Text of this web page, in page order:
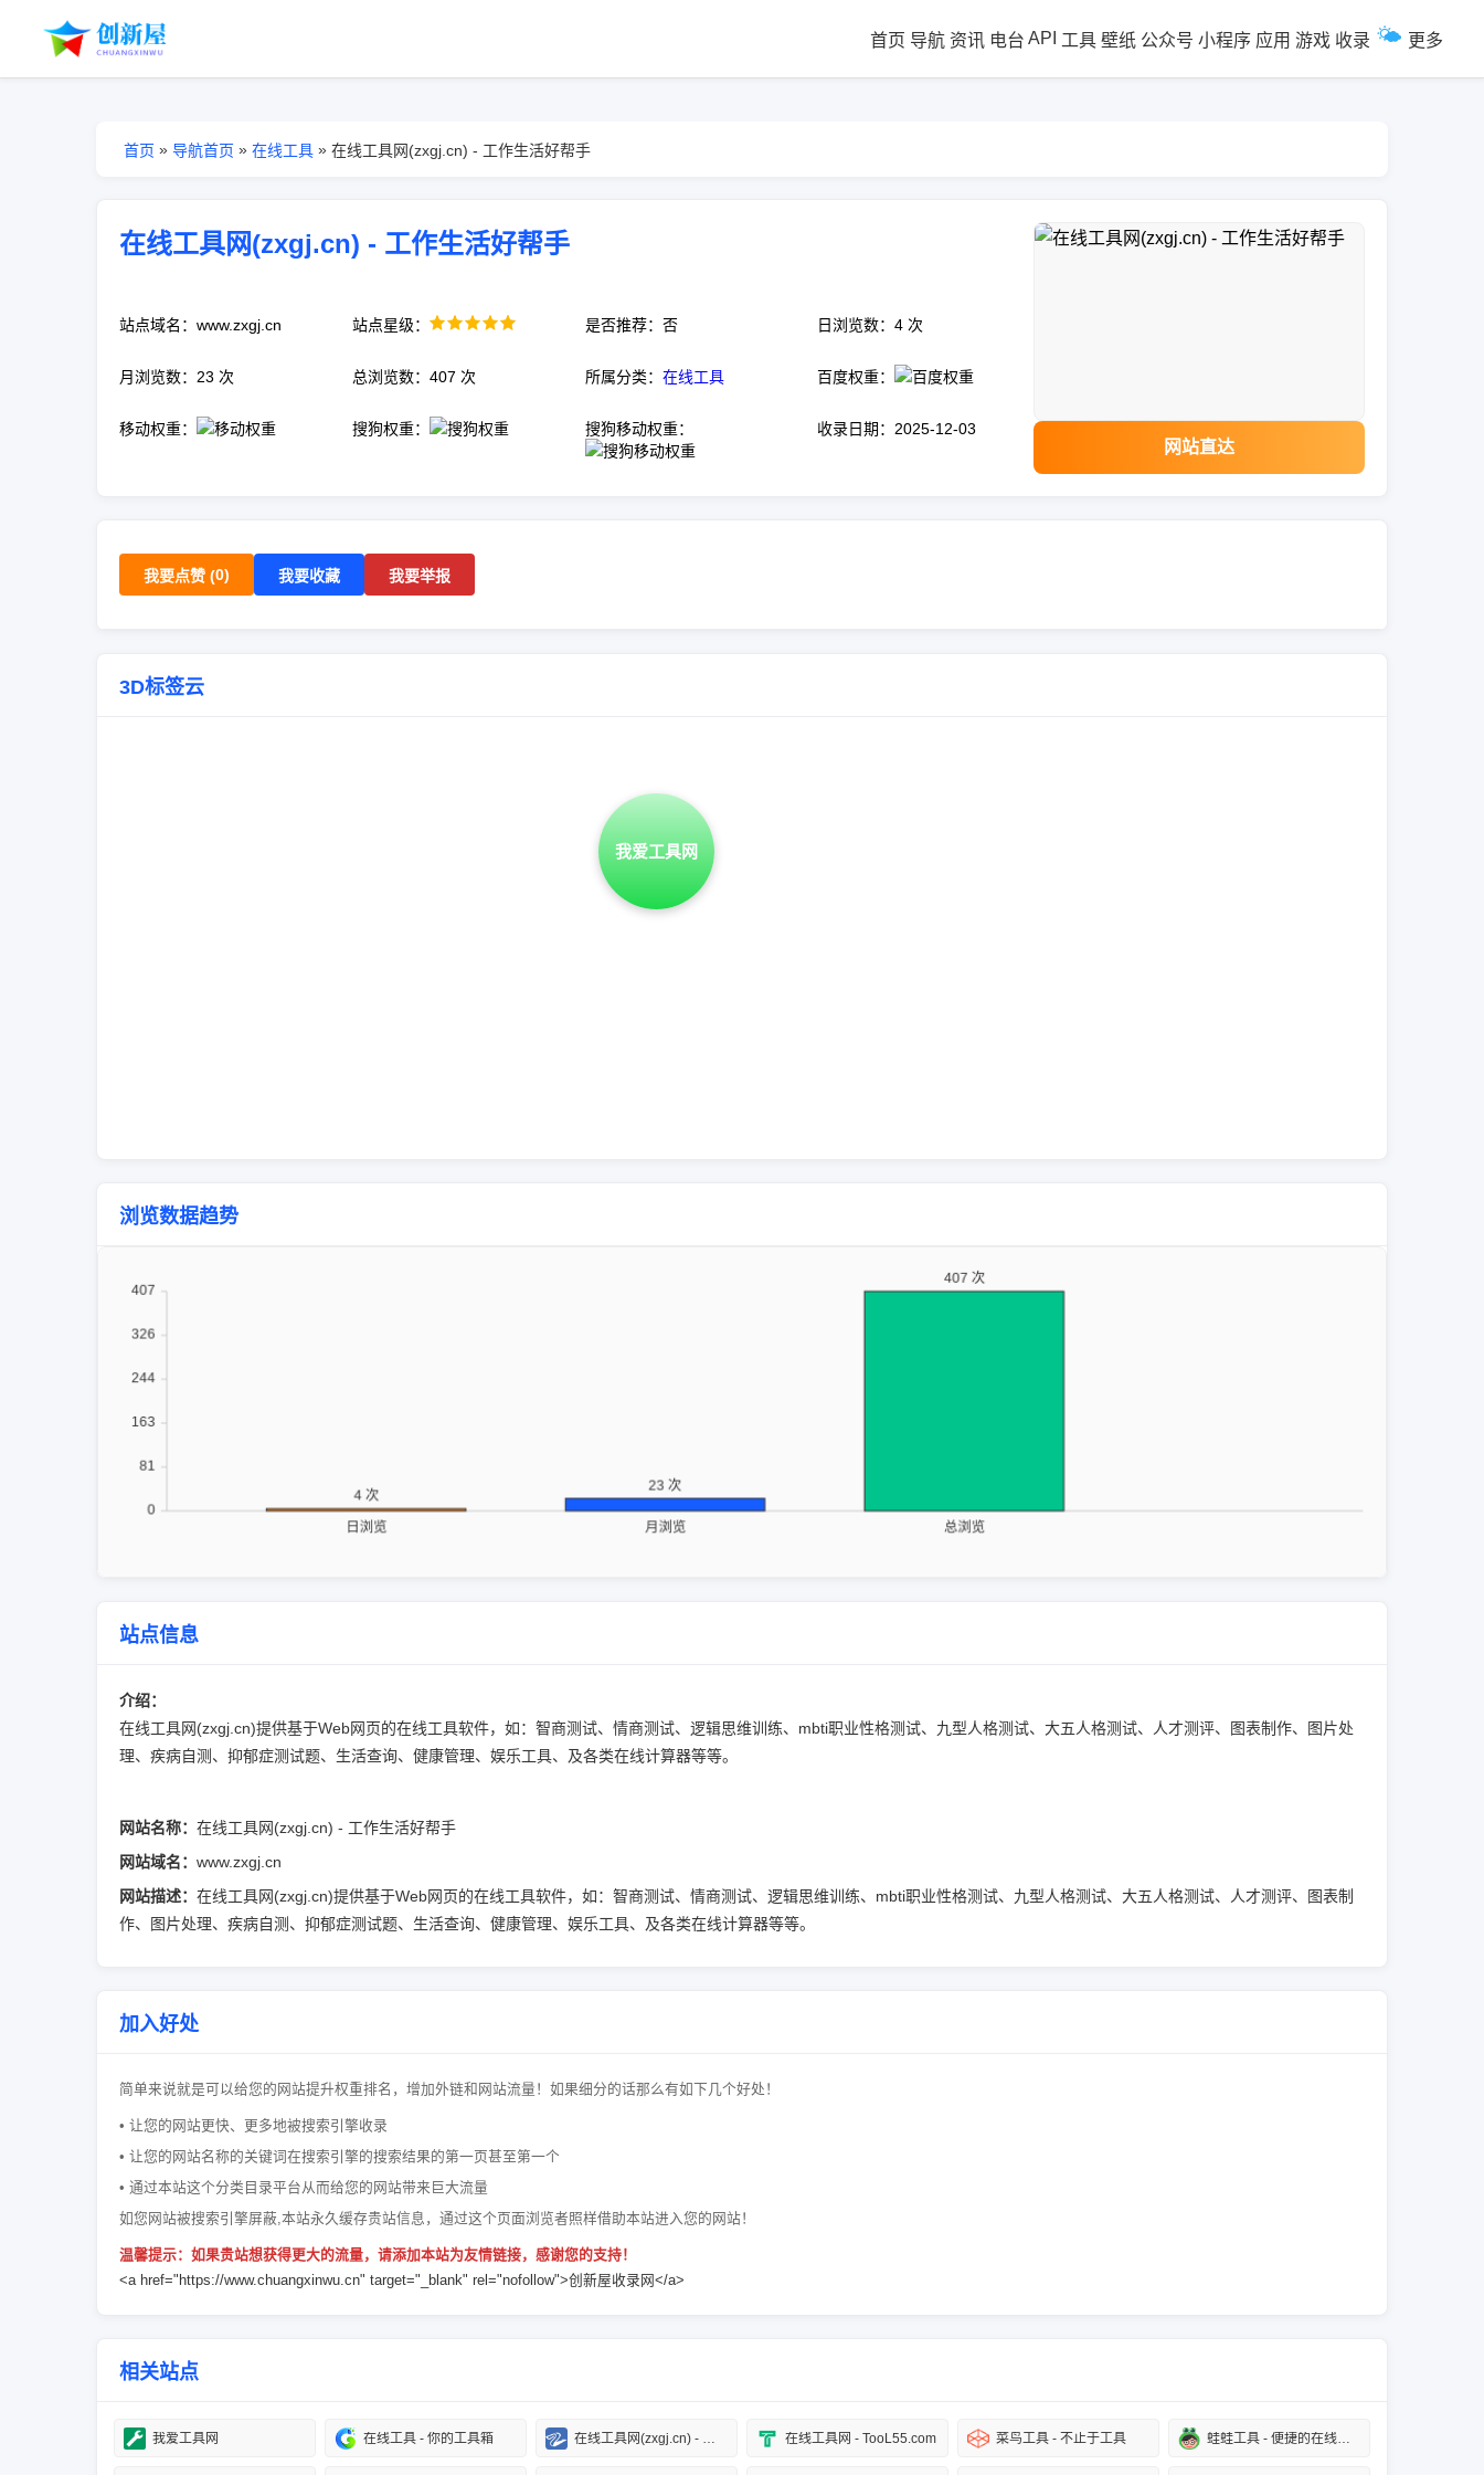
首页 导航 资讯 电台 API 工具 壁纸 公众号 小程序 应用 游戏 收录 🌤️ 更多
首页 » 导航首页 » 在线工具 » 在线工具网(zxgj.cn) - 工作生活好帮手
在线工具网(zxgj.cn) - 工作生活好帮手
站点域名：www.zxgj.cn 站点星级： 是否推荐：否 日浏览数：4 次
月浏览数：23 次 总浏览数：407 次 所属分类： 在线工具 百度权重：
移动权重： 搜狗权重： 搜狗移动权重： 收录日期：2025-12-03
网站直达
我要点赞 (0) 我要收藏 我要举报
3D标签云
我爱工具网
浏览数据趋势
站点信息
介绍：
在线工具网(zxgj.cn)提供基于Web网页的在线工具软件，如：智商测试、情商测试、逻辑思维训练、mbti职业性格测试、九型人格测试、大五人格测试、人才测评、图表制作、图片处
理、疾病自测、抑郁症测试题、生活查询、健康管理、娱乐工具、及各类在线计算器等等。
网站名称： 在线工具网(zxgj.cn) - 工作生活好帮手
网站域名： www.zxgj.cn
网站描述： 在线工具网(zxgj.cn)提供基于Web网页的在线工具软件，如：智商测试、情商测试、逻辑思维训练、mbti职业性格测试、九型人格测试、大五人格测试、人才测评、图表制
作、图片处理、疾病自测、抑郁症测试题、生活查询、健康管理、娱乐工具、及各类在线计算器等等。
加入好处
简单来说就是可以给您的网站提升权重排名，增加外链和网站流量！如果细分的话那么有如下几个好处！
• 让您的网站更快、更多地被搜索引擎收录
• 让您的网站名称的关键词在搜索引擎的搜索结果的第一页甚至第一个
• 通过本站这个分类目录平台从而给您的网站带来巨大流量
如您网站被搜索引擎屏蔽,本站永久缓存贵站信息，通过这个页面浏览者照样借助本站进入您的网站！
温馨提示：如果贵站想获得更大的流量，请添加本站为友情链接，感谢您的支持！
<a href="https://www.chuangxinwu.cn" target="_blank" rel="nofollow">创新屋收录网</a>
相关站点
我爱工具网 在线工具 - 你的工具箱 在线工具网 - TooL55.com 菜鸟工具 - 不止于工具